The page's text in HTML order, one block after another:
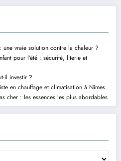
une vraie solution contre la chaleur ?
pour l’été : sécurité, literie et
il investir ?
en chauffage et climatisation à Nîmes
cher : les essences les plus abordables